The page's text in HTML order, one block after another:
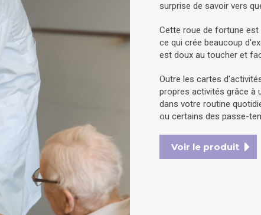
surprise de savoir vers
Cette roue de fortune
ce qui crée beaucoup
est doux au toucher et
Outre les cartes
propres activités grâce à
dans votre routine
ou certains des passe-
Voir le produit